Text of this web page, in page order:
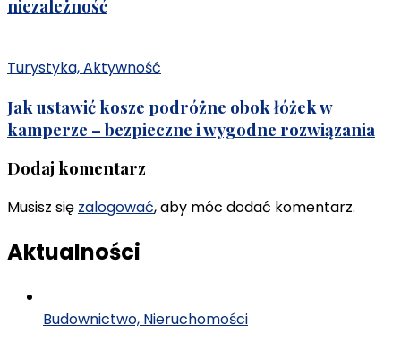
niezależność
Turystyka, Aktywność
Jak ustawić kosze podróżne obok łóżek w
kamperze – bezpieczne i wygodne rozwiązania
Dodaj komentarz
Musisz się zalogować, aby móc dodać komentarz.
Aktualności
Budownictwo, Nieruchomości